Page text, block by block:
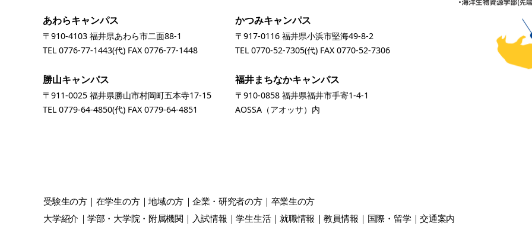
あわらキャンパス
〒910-4103 福井県あわら市二面88-1
TEL 0776-77-1443(代) FAX 0776-77-1448
かつみキャンパス
〒917-0116 福井県小浜市堅海49-8-2
TEL 0770-52-7305(代) FAX 0770-52-7306
勝山キャンパス
〒911-0025 福井県勝山市村岡町五本寺17-15
TEL 0779-64-4850(代) FAX 0779-64-4851
福井まちなかキャンパス
〒910-0858 福井県福井市手寄1-4-1
AOSSA（アオッサ）内
受験生の方 在学生の方 地域の方 企業・研究者の方 卒業生の方
大学紹介
学部・大学院・附属機関 入試情報 学生生活 就職情報 教員情報 国際・留学 交通案内